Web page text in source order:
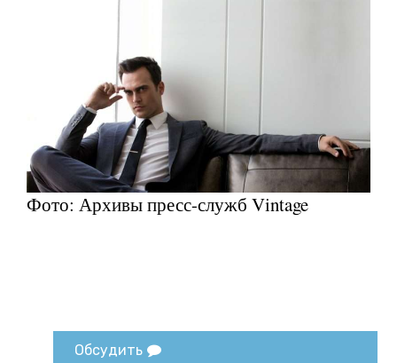
Фото: Архивы пресс-служб Vintage
Обсудить